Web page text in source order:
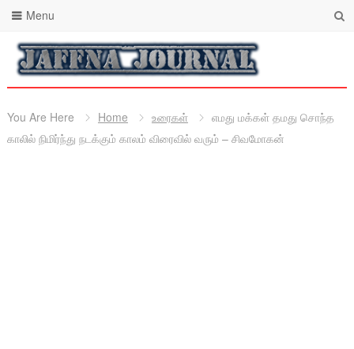
Menu
You Are Here Home உரைகள்
எமது மக்கள் தமது சொந்த
காலில் நிமிர்ந்து நடக்கும் காலம் விரைவில் வரும் – சிவமோகன்